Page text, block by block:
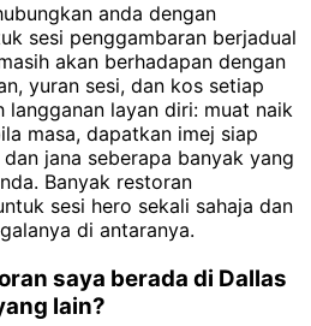
anda dengan
sesi penggambaran berjadual
akan berhadapan dengan
yuran sesi, dan kos setiap
langganan layan diri: muat naik
masa, dapatkan imej siap
jana seberapa banyak yang
Banyak restoran
sesi hero sekali sahaja dan
di antaranya.
saya berada di Dallas
lain?